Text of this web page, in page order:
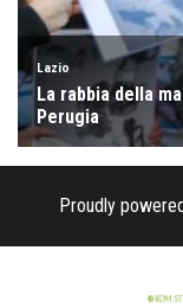
Proudly